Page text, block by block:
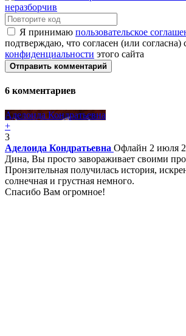
Я принимаю пользовательское
подтверждаю, что согласен (или согласна)
конфиденциальности этого сайта
Отправить комментарий
6 комментариев
Аделоида Кондратьевна
+
3
Аделоида Кондратьевна Офлайн 2 июля
Дина, Вы просто завораживает своими
Пронзительная получилась история,
солнечная и грустная немного.
Спасибо Вам огромное!